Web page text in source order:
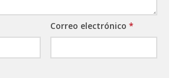
Correo electrónico *